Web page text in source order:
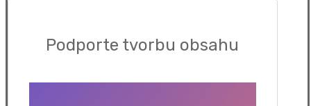
Podporte tvorbu obsahu